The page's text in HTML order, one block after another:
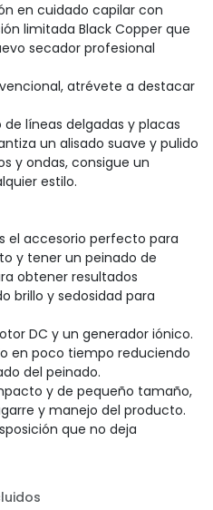
en cuidado capilar con
limitada Black Copper que
secador profesional
atrévete a destacar
líneas delgadas y placas
un alisado suave y pulido
y ondas, consigue un
estilo.
el accesorio perfecto para
y tener un peinado de
obtener resultados
brillo y sedosidad para
DC y un generador iónico.
en poco tiempo reduciendo
del peinado.
y de pequeño tamaño,
y manejo del producto.
que no deja